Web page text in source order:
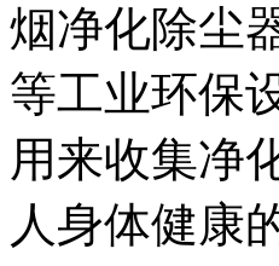
烟净化除尘
等工业环保
用来收集净
人身体健康